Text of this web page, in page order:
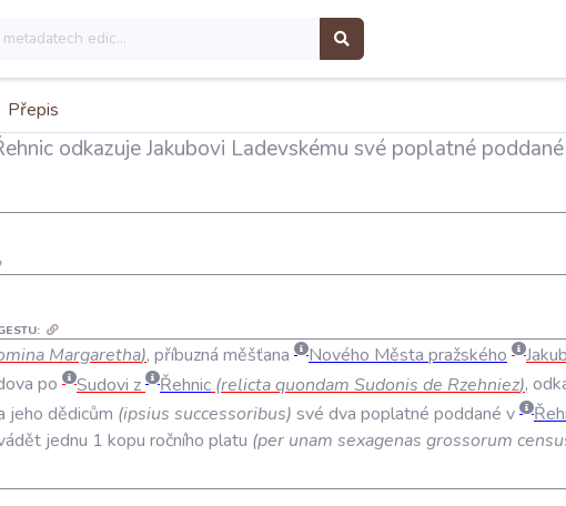
Přepis
odkazuje Jakubovi Ladevskému své poplatné
Margaretha), příbuzná měšťana Nového Města pražského
po Sudovi z Řehnic (relictaquondam Sudonis de Rzehniez),
jeho dědicům (ipsius successoribus) své dva poplatné poddané v
jednu 1 kopu ročního platu (per unam sexagenas grossorum